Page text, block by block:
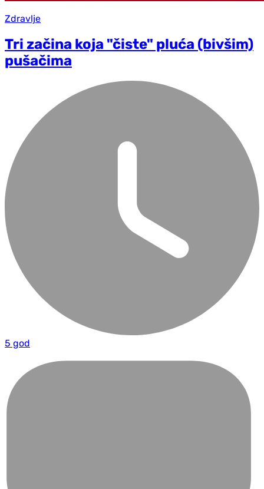
Zdravlje
Tri začina koja "čiste" pluća (bivšim)
pušačima
5 god